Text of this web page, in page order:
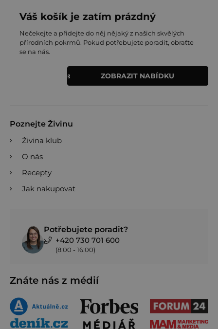
Váš košík je zatím prázdný
Nečekejte a přidejte do něj nějaký z našich skvělých
přírodních pokrmů. Pokud potřebujete poradit, obraťte
se na nás.
ZOBRAZIT NABÍDKU
Poznejte Živinu
Živina klub
O nás
Recepty
Jak nakupovat
Potřebujete poradit?
+420 730 701 600
(8:00 - 16:00)
Znáte nás z médií